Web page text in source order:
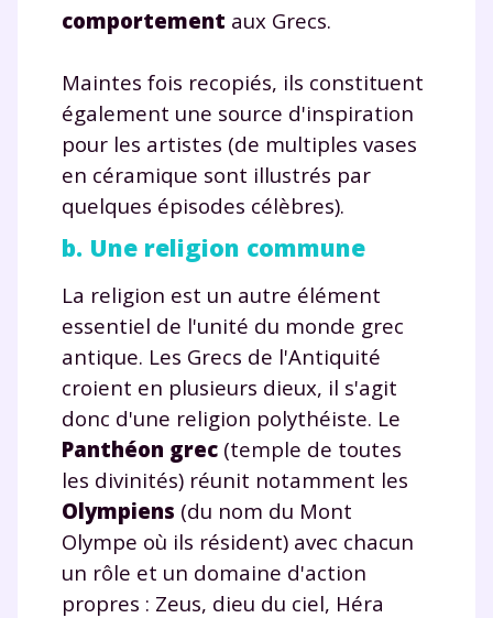
comportement aux Grecs.
Maintes fois recopiés, ils constituent
également une source d'inspiration
pour les artistes (de multiples vases
en céramique sont illustrés par
quelques épisodes célèbres).
b. Une religion commune
La religion est un autre élément
essentiel de l'unité du monde grec
antique. Les Grecs de l'Antiquité
croient en plusieurs dieux, il s'agit
donc d'une religion polythéiste. Le
Panthéon grec (temple de toutes
les divinités) réunit notamment les
Olympiens (du nom du Mont
Olympe où ils résident) avec chacun
un rôle et un domaine d'action
propres : Zeus, dieu du ciel, Héra